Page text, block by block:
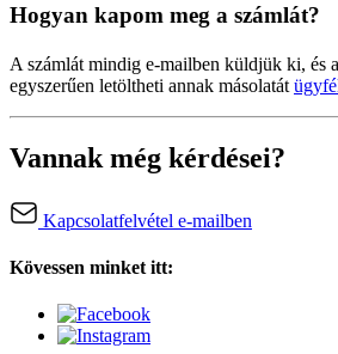
Hogyan kapom meg a számlát?
A számlát mindig e-mailben küldjük ki, és
egyszerűen letöltheti annak másolatát
Vannak még kérdései?
Kapcsolatfelvétel e-mailben
Kövessen minket itt: